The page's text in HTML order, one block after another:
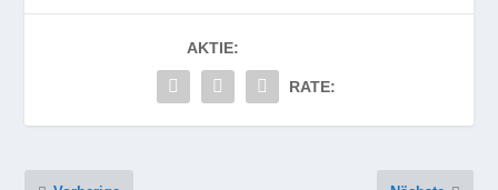
AKTIE:
RATE: